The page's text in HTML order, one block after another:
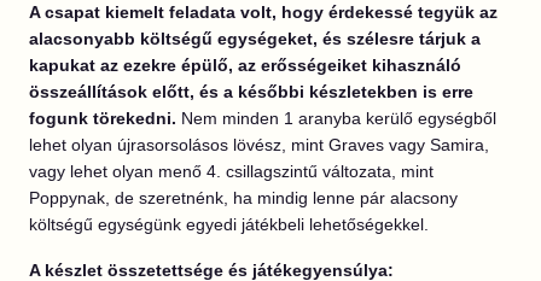
A csapat kiemelt feladata volt, hogy érdekessé tegyük az
alacsonyabb költségű egységeket, és szélesre tárjuk a
kapukat az ezekre épülő, az erősségeiket kihasználó
összeállítások előtt, és a későbbi készletekben is erre
fogunk törekedni. Nem minden 1 aranyba kerülő egységből
lehet olyan újrasorsolásos lövész, mint Graves vagy Samira,
vagy lehet olyan menő 4. csillagszintű változata, mint
Poppynak, de szeretnénk, ha mindig lenne pár alacsony
költségű egységünk egyedi játékbeli lehetőségekkel.
A készlet összetettsége és játékegyensúlya: